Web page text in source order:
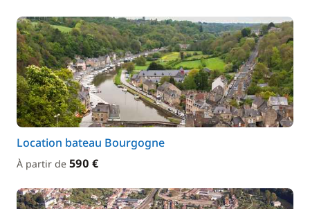
Location bateau Bourgogne
À partir de 590 €